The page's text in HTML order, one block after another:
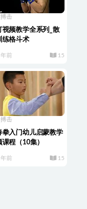
击
视频教学全系列_散
练格斗术
前 15
击
拳入门幼儿启蒙教学
课程（10集）
前 15